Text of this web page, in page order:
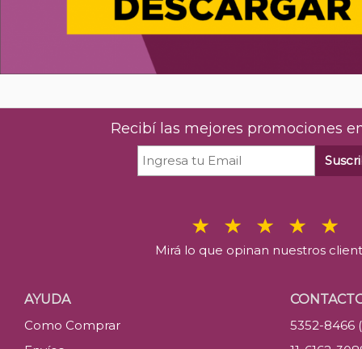
Recibí las mejores promociones
Mirá lo que opinan nuestros
AYUDA
Como Comprar
5352-8466